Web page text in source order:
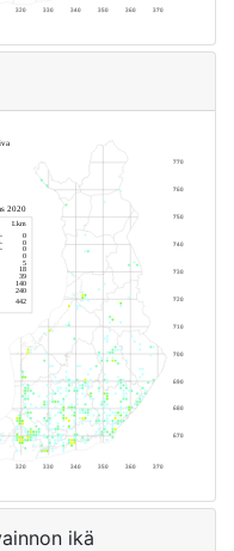
ikä